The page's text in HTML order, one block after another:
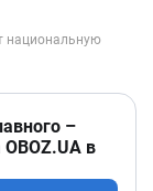
–
в